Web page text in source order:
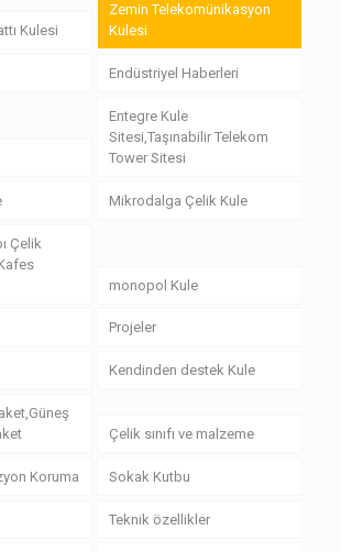
Kulesi
Zemin Telekomünikasyon
Kulesi
Endüstriyel Haberleri
Entegre Kule
Sitesi,Taşınabilir Telekom
Tower Sitesi
Mikrodalga Çelik Kule
Çelik
monopol Kule
Projeler
Kendinden destek Kule
Çelik sınıfı ve malzeme
Koruma Sokak Kutbu
Teknik özellikler